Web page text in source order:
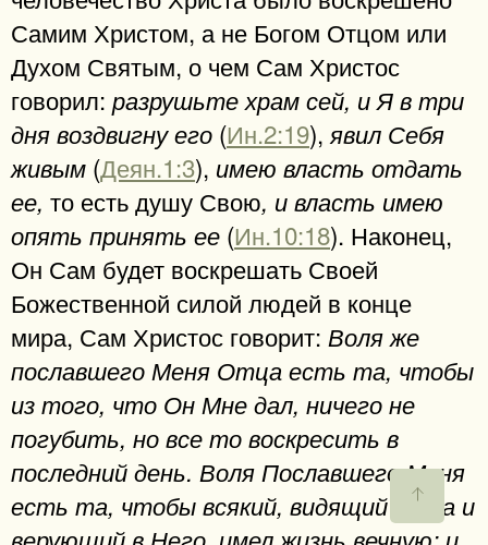
Самим Христом, а не Богом Отцом или
Духом Святым, о чем Сам Христос
говорил: разрушьте храм сей, и Я в три
дня воздвигну его (Ин.2:19), явил Себя
живым (Деян.1:3), имею власть отдать
ее, то есть душу Свою, и власть имею
опять принять ее (Ин.10:18). Наконец,
Он Сам будет воскрешать Своей
Божественной силой людей в конце
мира, Сам Христос говорит: Воля же
пославшего Меня Отца есть та, чтобы
из того, что Он Мне дал, ничего не
погубить, но все то воскресить в
последний день. Воля Пославшего Меня
есть та, чтобы всякий, видящий Сына и